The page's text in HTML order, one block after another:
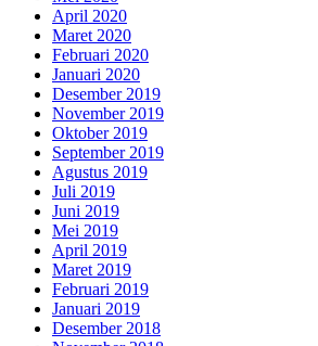
April 2020
Maret 2020
Februari 2020
Januari 2020
Desember 2019
November 2019
Oktober 2019
September 2019
Agustus 2019
Juli 2019
Juni 2019
Mei 2019
April 2019
Maret 2019
Februari 2019
Januari 2019
Desember 2018